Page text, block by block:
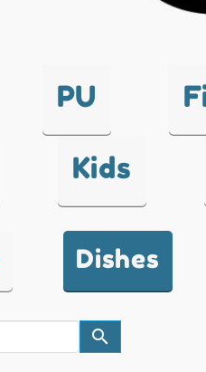
PU
Kids
Dishes
search